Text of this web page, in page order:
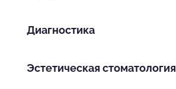
Диагностика
Эстетическая стоматология